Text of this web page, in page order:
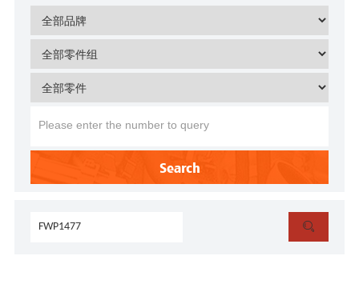
Search
